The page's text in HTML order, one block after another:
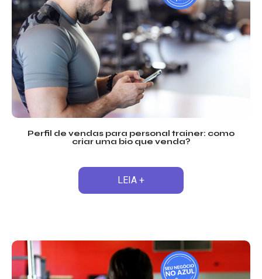
Perfil de vendas para personal trainer: como
criar uma bio que venda?
LEIA +